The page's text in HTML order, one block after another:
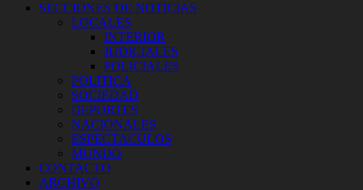
SECCIONES DE NOTICIAS
LOCALES
INTERIOR
JUDICIALES
POLICIALES
POLITICA
SOCIEDAD
DEPORTES
NACIONALES
ESPECTACULOS
MUNDO
CONTACTO
ARCHIVO